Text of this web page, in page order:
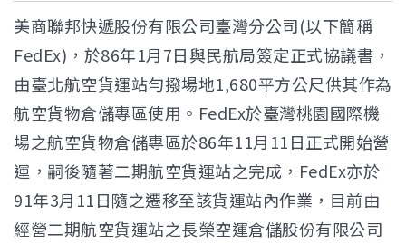
美商聯邦快遞股份有限公司臺灣分公司(以下簡稱
FedEx)，於86年1月7日與民航局簽定正式協議書，
由臺北航空貨運站勻撥場地1,680平方公尺供其作為
航空貨物倉儲專區使用。FedEx於臺灣桃園國際機
場之航空貨物倉儲專區於86年11月11日正式開始營
運，嗣後隨著二期航空貨運站之完成，FedEx亦於
91年3月11日隨之遷移至該貨運站內作業，目前由
經營二期航空貨運站之長榮空運倉儲股份有限公司